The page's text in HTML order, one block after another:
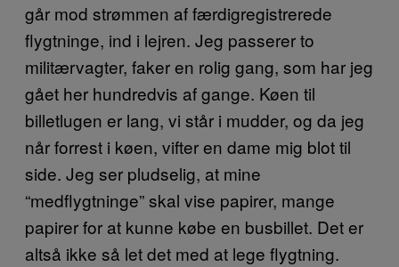
går mod strømmen af færdigregistrerede
flygtninge, ind i lejren. Jeg passerer to
militærvagter, faker en rolig gang, som har jeg
gået her hundredvis af gange. Køen til
billetlugen er lang, vi står i mudder, og da jeg
når forrest i køen, vifter en dame mig blot til
side. Jeg ser pludselig, at mine
“medflygtninge” skal vise papirer, mange
papirer for at kunne købe en busbillet. Det er
altså ikke så let det med at lege flygtning.